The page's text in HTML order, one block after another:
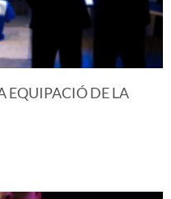
EQUIPACIÓ DE LA